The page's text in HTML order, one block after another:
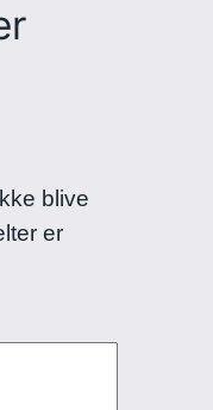
blive
er